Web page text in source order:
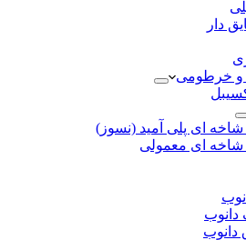
دار
و خرطومی
شاخه ای پلی آمید (نسوز)
شاخه ای معمولی
دانوب
دانوب